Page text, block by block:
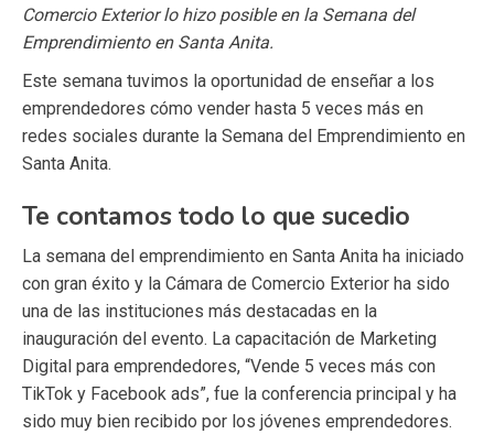
Comercio Exterior lo hizo posible en la Semana del
Emprendimiento en Santa Anita.
Este semana tuvimos la oportunidad de enseñar a los
emprendedores cómo vender hasta 5 veces más en
redes sociales durante la Semana del Emprendimiento en
Santa Anita.
Te contamos todo lo que sucedio
La semana del emprendimiento en Santa Anita ha iniciado
con gran éxito y la Cámara de Comercio Exterior ha sido
una de las instituciones más destacadas en la
inauguración del evento. La capacitación de Marketing
Digital para emprendedores, “Vende 5 veces más con
TikTok y Facebook ads”, fue la conferencia principal y ha
sido muy bien recibido por los jóvenes emprendedores.